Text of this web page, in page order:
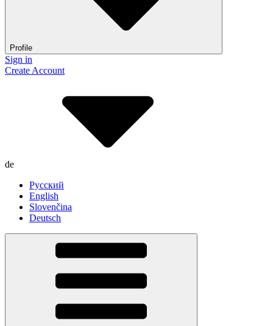
Profile
Sign in
Create Account
de
Русский
English
Slovenčina
Deutsch